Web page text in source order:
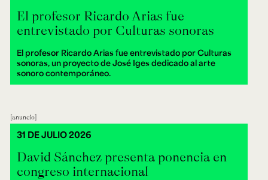
El profesor Ricardo Arias fue
entrevistado por Culturas sonoras
El profesor Ricardo Arias fue entrevistado por Culturas
sonoras, un proyecto de José Iges dedicado al arte
sonoro contemporáneo.
anuncio
David Sánchez presenta ponencia en
congreso internacional
31 DE JULIO 2026